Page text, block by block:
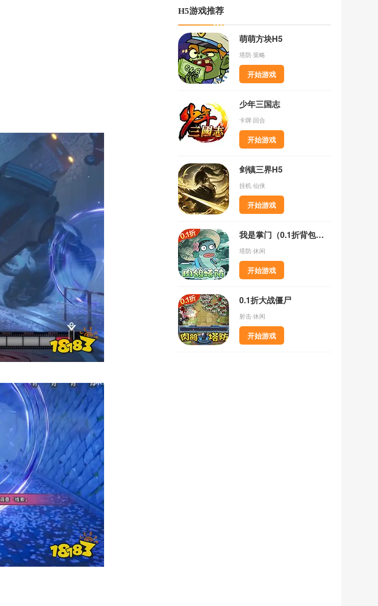
H5游戏推荐
萌萌方块H5
塔防·策略
开始游戏
少年三国志
卡牌·回合
开始游戏
剑镇三界H5
挂机·仙侠
开始游戏
我是掌门（0.1折背包乱斗）
塔防·休闲
开始游戏
0.1折大战僵尸
射击·休闲
开始游戏